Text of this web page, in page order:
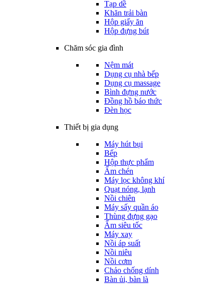
Tạp dề
Khăn trải bàn
Hộp giấy ăn
Hộp đựng bút
Chăm sóc gia đình
Nệm mát
Dụng cụ nhà bếp
Dụng cụ massage
Bình đựng nước
Đồng hồ báo thức
Đèn học
Thiết bị gia dụng
Máy hút bụi
Bếp
Hộp thực phẩm
Ấm chén
Máy lọc không khí
Quạt nóng, lạnh
Nồi chiên
Máy sấy quần áo
Thùng đựng gạo
Ấm siêu tốc
Máy xay
Nồi áp suất
Nồi niêu
Nồi cơm
Chảo chống dính
Bàn ủi, bàn là